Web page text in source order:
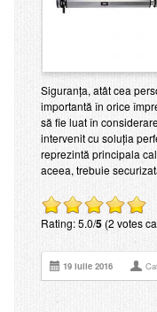
Siguranţa, atât cea
importantă în orice
să fie luat în
intervenit cu soluţia
reprezintă principala
aceea, trebuie
Rating: 5.0/5(2 votes
19 iulie 2016